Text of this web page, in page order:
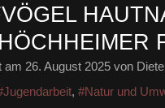
am 26. August 2025 von
, #Natur und